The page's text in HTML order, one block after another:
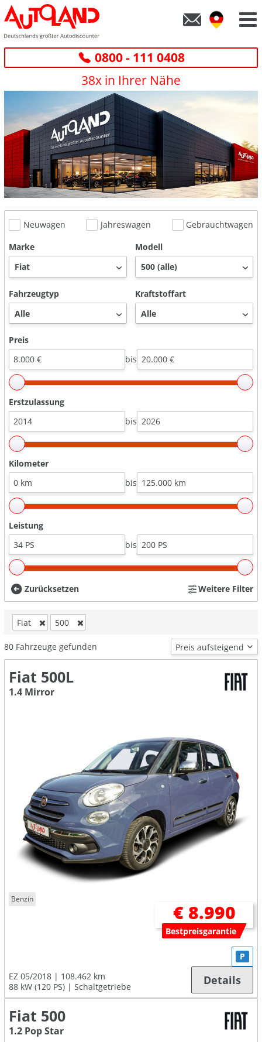
0800 - 111 0408
38x in Ihrer Nähe
Neuwagen Jahreswagen
Gebrauchtwagen
Marke
Modell
Fahrzeugtyp Kraftstoffart
Preis
bis
Erstzulassung
bis
Kilometer
bis
Leistung
bis
Zurücksetzen Weitere Filter
Fiat 500
80 Fahrzeuge gefunden
Fiat 500L
1.4 Mirror
Benzin
€ 8.990
Bestpreisgarantie
EZ 05/2018
108.462 km
88 kW (120 PS)
Schaltgetriebe
P
Details
Fiat 500
1.2 Pop Star